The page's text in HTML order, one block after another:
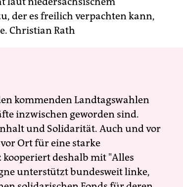
der es freilich verpachten kann,
Christian Rath
kommenden Landtagswahlen
inzwischen geworden sind.
und Solidarität. Auch und vor
Ort für eine starke
kooperiert deshalb mit "Alles
unterstützt bundesweit linke,